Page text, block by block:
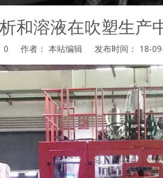
和溶液在吹塑生产
0 作者： 本站编辑 发布时间： 18-